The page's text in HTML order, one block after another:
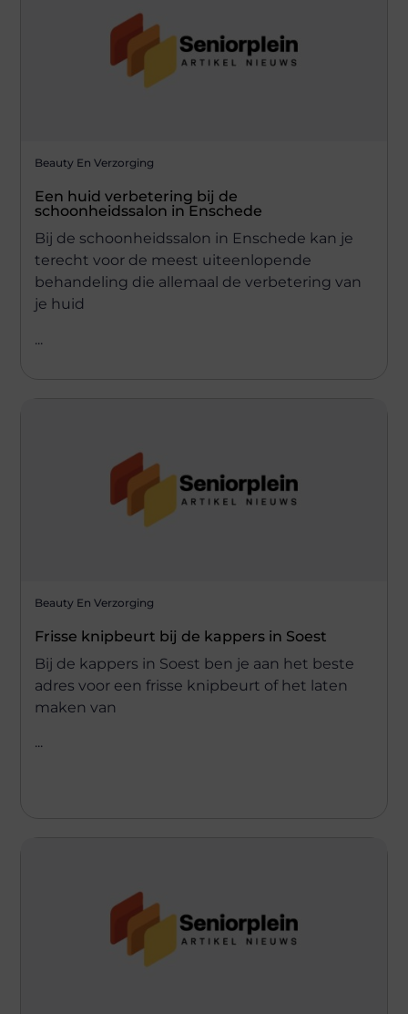
Beauty En Verzorging
Een huid verbetering bij de
schoonheidssalon in Enschede
Bij de schoonheidssalon in Enschede kan je
terecht voor de meest uiteenlopende
behandeling die allemaal de verbetering van
je huid
...
Beauty En Verzorging
Frisse knipbeurt bij de kappers in Soest
Bij de kappers in Soest ben je aan het beste
adres voor een frisse knipbeurt of het laten
maken van
...